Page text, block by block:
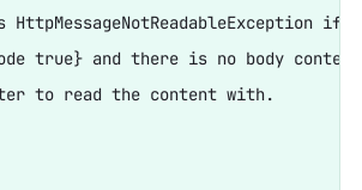
if
true} and there is no body
to read the content with.